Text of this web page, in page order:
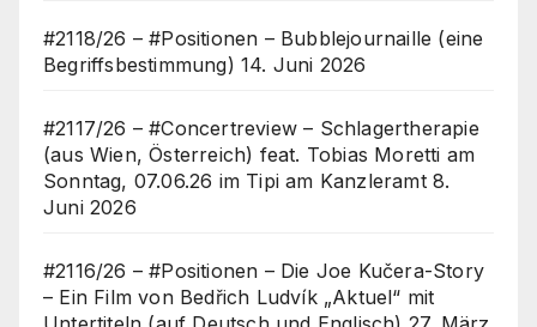
#2118/26 – #Positionen – Bubblejournaille (eine
Begriffsbestimmung) 14. Juni 2026
#2117/26 – #Concertreview – Schlagertherapie
(aus Wien, Österreich) feat. Tobias Moretti am
Sonntag, 07.06.26 im Tipi am Kanzleramt 8.
Juni 2026
#2116/26 – #Positionen – Die Joe Kučera-Story
– Ein Film von Bedřich Ludvík „Aktuel“ mit